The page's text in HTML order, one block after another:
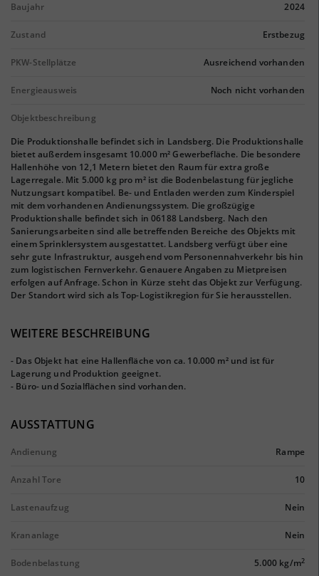
Baujahr 2024
Zustand Erstbezug
PKW-Stellplätze Ausreichend vorhanden
Energieausweis Noch nicht vorhanden
Objektbeschreibung
Die Produktionshalle befindet sich in Landsberg. Die Produktionshalle
bietet außerdem insgesamt 10.000 m² Gewerbefläche. Die besondere
Hallenhöhe von 12,1 Metern bietet den Raum für extra große
Lagerregale. Mit 5.000 kg pro m² ist die Bodenbelastung für jegliche
Nutzungsart kompatibel. Be- und Entladen werden zum Kinderspiel
mit dem vorhandenen Andienungssystem. Die großzügige
Produktionshalle befindet sich in 06188 Landsberg. Nach den
Sanierungsarbeiten sind alle betreffenden Bereiche des Objekts mit
einem Sprinklersystem ausgestattet. Landsberg verfügt über eine
sehr gute Infrastruktur, ausgehend vom Personennahverkehr bis hin
zum logistischen Fernverkehr. Genauere Angaben zu Mietpreisen
erfolgen auf Anfrage. Schon in Kürze steht das Objekt zur Verfügung.
Der Standort wird sich als Top-Logistikregion für Sie herausstellen.
WEITERE BESCHREIBUNG
- Das Objekt hat eine Hallenfläche von ca. 10.000 m² und ist für
Lagerung und Produktion geeignet.
- Büro- und Sozialflächen sind vorhanden.
AUSSTATTUNG
Andienung Rampe
Anzahl Tore 10
Lastenaufzug Nein
Krananlage Nein
Bodenbelastung 5.000 kg/m2